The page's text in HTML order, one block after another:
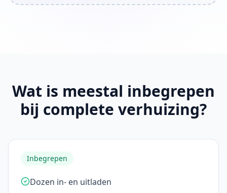
Wat is meestal inbegrepen
bij complete verhuizing?
Inbegrepen
Dozen in- en uitladen